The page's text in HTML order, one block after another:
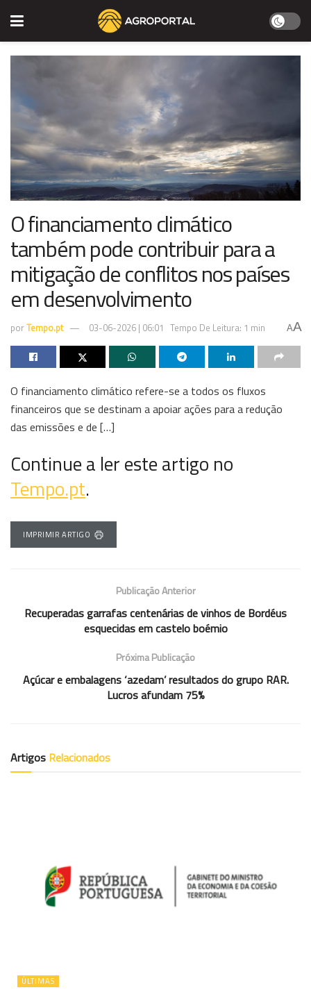
O financiamento climático
também pode contribuir para a
mitigação de conflitos nos países
em desenvolvimento
porTempo.pt 03-06-2026 | 06:01 Tempo De Leitura: 1 min AA
O financiamento climático refere-se a todos os fluxos
financeiros que se destinam a apoiar ações para a redução
das emissões e de […]
Continue a ler este artigo no
Tempo.pt.
IMPRIMIR ARTIGO
Publicação Anterior
Recuperadas garrafas centenárias de vinhos de Bordéus
esquecidas em castelo boémio
Próxima Publicação
Açúcar e embalagens ‘azedam’ resultados do grupo RAR.
Lucros afundam 75%
Artigos Relacionados
ÚLTIMAS